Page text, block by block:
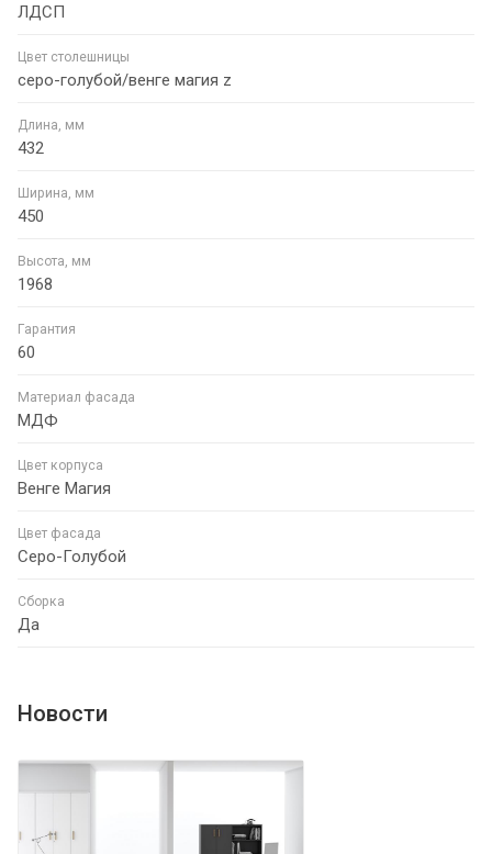
ЛДСП
Цвет столешницы
серо-голубой/венге магия z
Длина, мм
432
Ширина, мм
450
Высота, мм
1968
Гарантия
60
Материал фасада
МДФ
Цвет корпуса
Венге Магия
Цвет фасада
Серо-Голубой
Сборка
Да
Новости